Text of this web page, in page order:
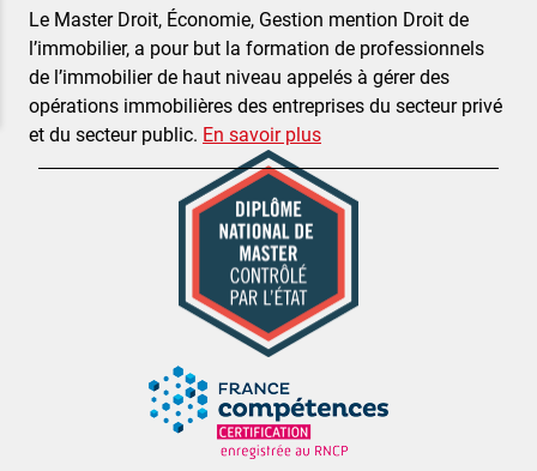
Résumé
Le Master Droit, Économie, Gestion mention Droit de
l’immobilier, a pour but la formation de professionnels
de l’immobilier de haut niveau appelés à gérer des
opérations immobilières des entreprises du secteur privé
et du secteur public. En savoir plus
Diplôme national de master contrôlé par